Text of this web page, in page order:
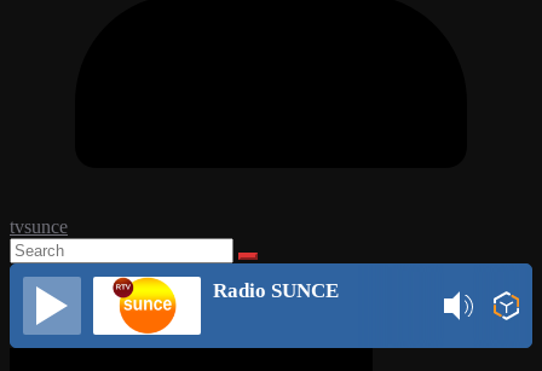
tvsunce
Radio SUNCE